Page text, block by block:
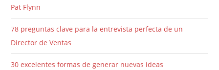
Pat Flynn
78 preguntas clave para la entrevista perfecta de un
Director de Ventas
30 excelentes formas de generar nuevas ideas